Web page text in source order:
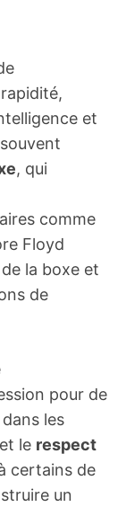
et
, qui
comme
Floyd
la boxe et
de
pour de
les
et le respect
certains de
un